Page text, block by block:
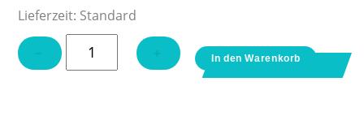
Lieferzeit: Standard
−
Tasse
mit
+ In den Warenkorb